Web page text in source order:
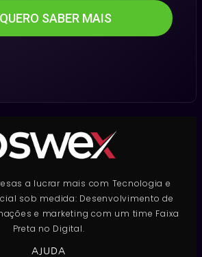
a lucrar mais com Tecnologia e
sob medida: Desenvolvimento de
e marketing com um time Faixa
Preta no Digital.
AJUDA